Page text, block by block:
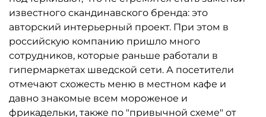
известного скандинавского бренда: это
авторский интерьерный проект. При этом в
российскую компанию пришло много
сотрудников, которые раньше работали в
гипермаркетах шведской сети. А посетители
отмечают схожесть меню в местном кафе и
давно знакомые всем мороженое и
фрикадельки, также по "привычной схеме" от